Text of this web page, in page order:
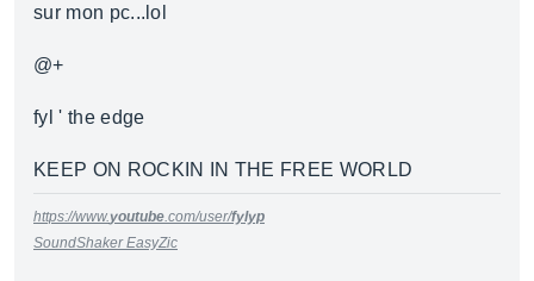
sur mon pc...lol
@+
fyl ' the edge
KEEP ON ROCKIN IN THE FREE WORLD
https://www.youtube.com/user/fylyp
SoundShaker EasyZic